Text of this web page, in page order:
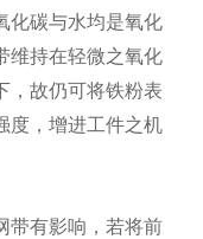
化碳与水均是氧化
维持在轻微之氧化
，故仍可将铁粉表
度，增进工件之机
有影响，若将前